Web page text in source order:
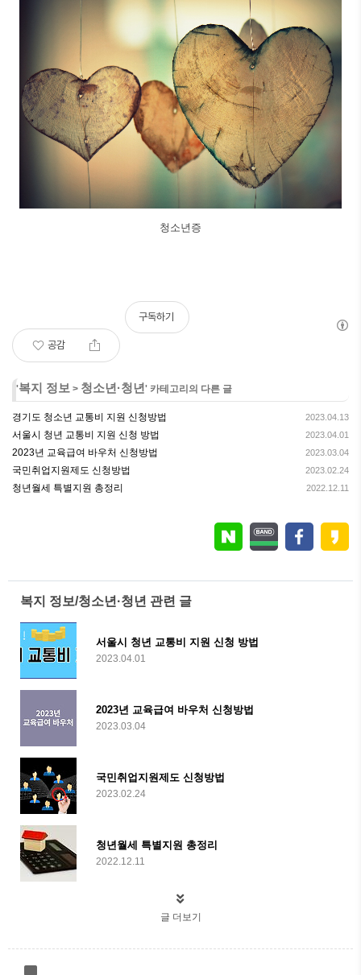
청소년증
공감
구독하기
'복지 정보 > 청소년·청년' 카테고리의 다른 글
경기도 청소년 교통비 지원 신청방법 2023.04.13
서울시 청년 교통비 지원 신청 방법 2023.04.01
2023년 교육급여 바우처 신청방법 2023.03.04
국민취업지원제도 신청방법 2023.02.24
청년월세 특별지원 총정리 2022.12.11
복지 정보/청소년·청년 관련 글
서울시 청년 교통비 지원 신청 방법
2023.04.01
2023년 교육급여 바우처 신청방법
2023.03.04
국민취업지원제도 신청방법
2023.02.24
청년월세 특별지원 총정리
2022.12.11
글 더보기